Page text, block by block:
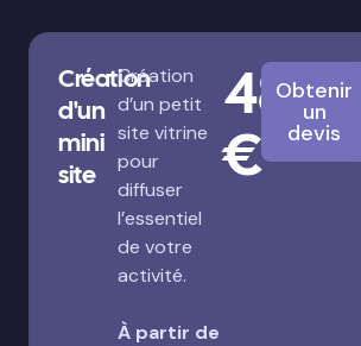
Création
d'un
mini
site
Création
d’un petit
site vitrine
pour
diffuser
l’essentiel
de votre
activité.
À partir de
480
€
Obtenir
un
devis